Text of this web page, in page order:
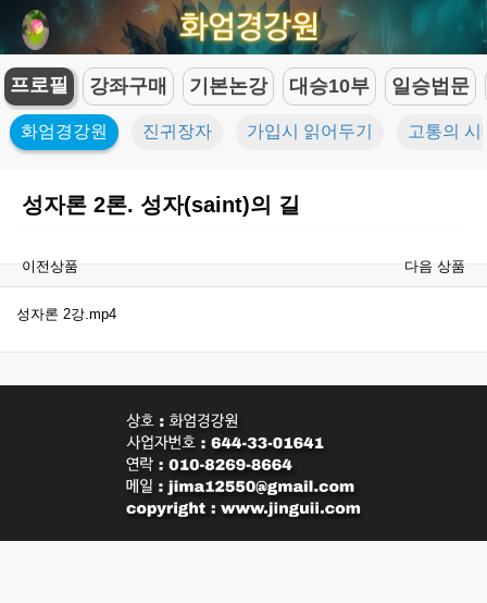
프로필 강좌구매 기본논강 대승10부 일승법문
화엄경강원 진귀장자 가입시 읽어두기 고통의 시
성자론 2론. 성자(saint)의 길
이전상품 다음 상품
성자론 2강.mp4